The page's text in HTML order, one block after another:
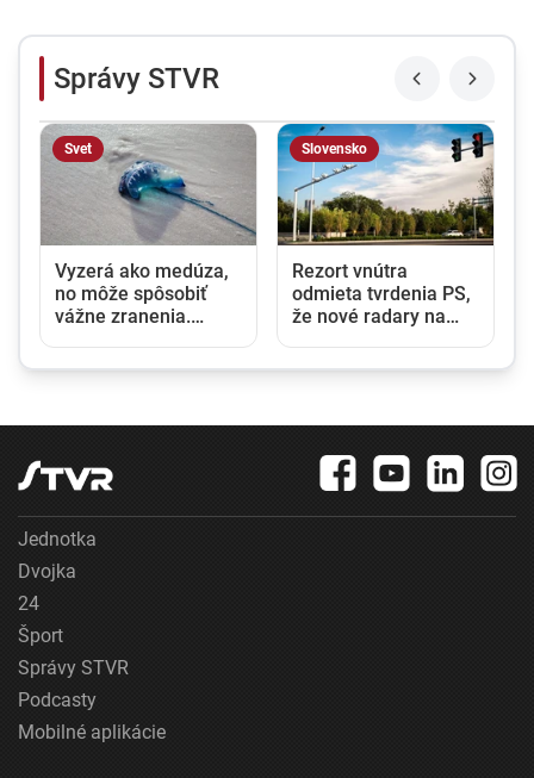
Správy STVR
Svet
Vyzerá ako medúza,
no môže spôsobiť
vážne zranenia.
Slovensko
Rezort vnútra
odmieta tvrdenia PS,
že nové radary na
Jednotka
Dvojka
24
Šport
Správy STVR
Podcasty
Mobilné aplikácie